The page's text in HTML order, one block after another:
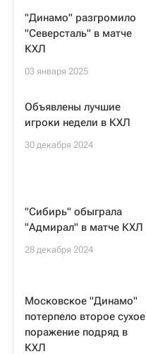
"Динамо" разгромило
"Северсталь" в матче
КХЛ
03 января 2025
Объявлены лучшие
игроки недели в КХЛ
30 декабря 2024
"Сибирь" обыграла
"Адмирал" в матче КХЛ
28 декабря 2024
Московское "Динамо"
потерпело второе сухое
поражение подряд в
КХЛ